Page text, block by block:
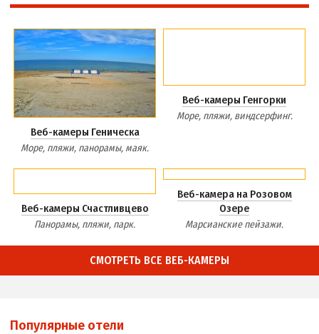
Веб-камеры Геническа
Море, пляжи, панорамы, маяк.
Веб-камеры Генгорки
Море, пляжи, виндсерфинг.
Веб-камеры Счастливцево
Панорамы, пляжи, парк.
Веб-камера на Розовом
Озере
Марсианские пейзажи.
СМОТРЕТЬ ВСЕ ВЕБ-КАМЕРЫ
Популярные отели